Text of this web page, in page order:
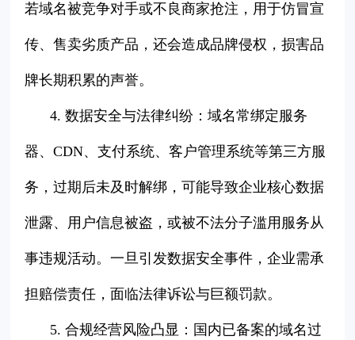
若域名被竞争对手或不良商家抢注，用于仿冒宣
传、售卖劣质产品，还会造成品牌侵权，损害品
牌长期积累的声誉。
4. 数据安全与法律纠纷：域名常绑定服务
器、CDN、支付系统、客户管理系统等第三方服
务，过期后未及时解绑，可能导致企业核心数据
泄露、用户信息被盗，或被不法分子滥用服务从
事违规活动。一旦引发数据安全事件，企业需承
担赔偿责任，面临法律诉讼与巨额罚款。
5. 合规经营风险凸显：国内已备案的域名过